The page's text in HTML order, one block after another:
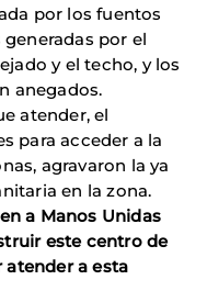
por los fuentos
por el
y el techo, y los
anegados.
atender, el
para acceder a la
agravaron la ya
en la zona.
a Manos Unidas
este centro de
a esta